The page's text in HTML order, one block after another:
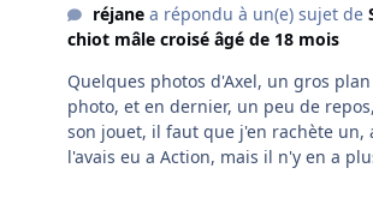
réjanea répondu à un(e) sujet de
chiot mâle croisé âgé de 18 mois
Quelques photos d'Axel, un gros
photo, et en dernier, un peu de
son jouet, il faut que j'en rachète un,
l'avais eu a Action, mais il n'y en a